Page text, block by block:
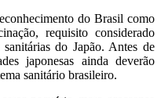
do Brasil como
requisito considerado
do Japão. Antes de
japonesas ainda deverão
sanitário brasileiro.